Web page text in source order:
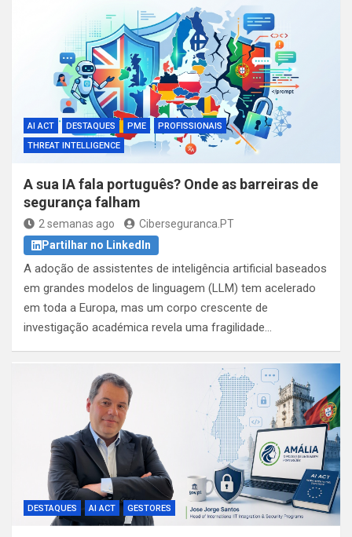
AI ACT DESTAQUES PME
PROFISSIONAIS
THREAT INTELLIGENCE
A sua IA fala português? Onde as barreiras de
segurança falham
2 semanas ago
Ciberseguranca.PT
Partilhar no LinkedIn
A adoção de assistentes de inteligência artificial baseados
em grandes modelos de linguagem (LLM) tem acelerado
em toda a Europa, mas um corpo crescente de
investigação académica revela uma fragilidade…
DESTAQUES AI ACT GESTORES